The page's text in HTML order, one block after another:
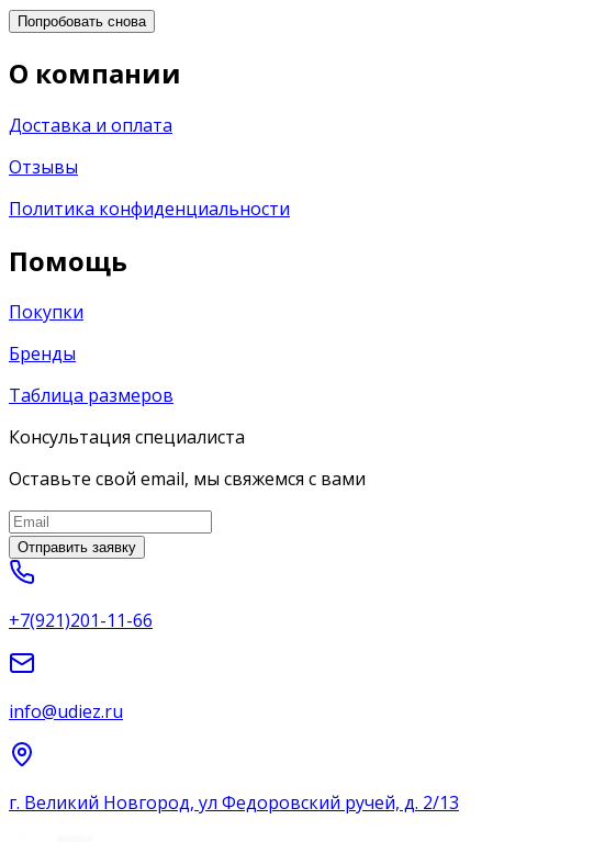
Попробовать снова
О компании
Доставка и оплата
Отзывы
Политика конфиденциальности
Помощь
Покупки
Бренды
Таблица размеров
Консультация специалиста
Оставьте свой email, мы свяжемся с вами
Отправить заявку
+7(921)201-11-66
info@udiez.ru
г. Великий Новгород, ул Федоровский ручей, д. 2/13